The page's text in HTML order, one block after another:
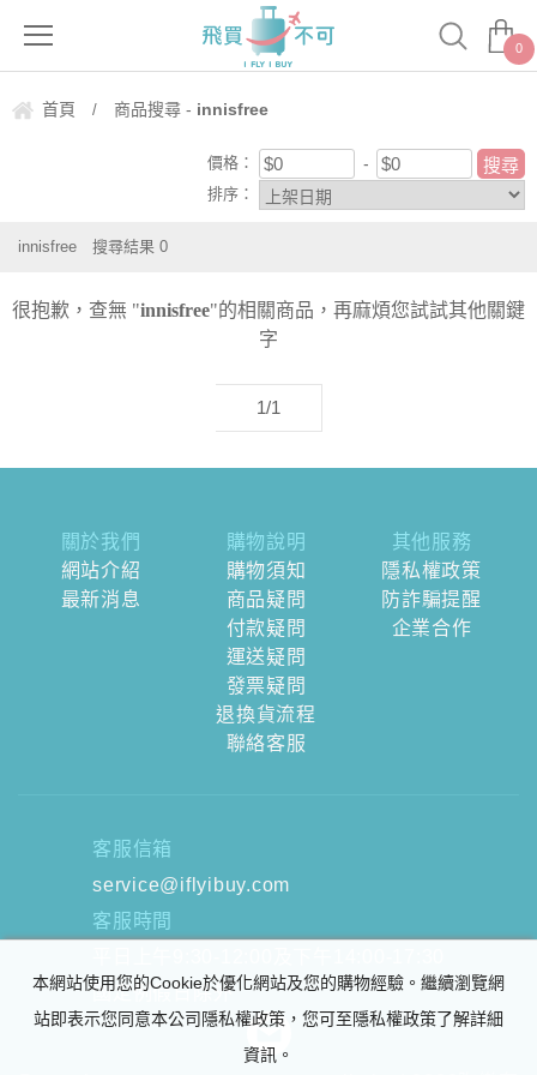
0
首頁 / 商品搜尋 - innisfree
價格：
排序：
innisfree 搜尋結果 0
很抱歉，查無 "innisfree"的相關商品，再麻煩您試試其他關鍵
字
1/1
關於我們
網站介紹
最新消息
購物說明
購物須知
商品疑問
付款疑問
運送疑問
發票疑問
退換貨流程
聯絡客服
其他服務
隱私權政策
防詐騙提醒
企業合作
客服信箱
service@iflyibuy.com
客服時間
國定例假日除外
本網站使用您的Cookie於優化網站及您的購物經驗。繼續瀏覽網
站即表示您同意本公司隱私權政策，您可至隱私權政策了解詳細
資訊。